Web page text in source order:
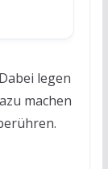
legen
machen